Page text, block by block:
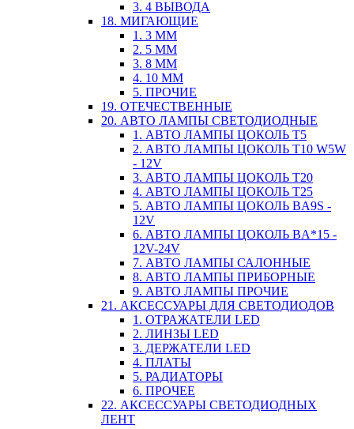
3. 4 ВЫВОДА
18. МИГАЮЩИЕ
1. 3 ММ
2. 5 ММ
3. 8 ММ
4. 10 ММ
5. ПРОЧИЕ
19. ОТЕЧЕСТВЕННЫЕ
20. АВТО ЛАМПЫ СВЕТОДИОДНЫЕ
1. АВТО ЛАМПЫ ЦОКОЛЬ T5
2. АВТО ЛАМПЫ ЦОКОЛЬ T10 W5W
- 12V
3. АВТО ЛАМПЫ ЦОКОЛЬ T20
4. АВТО ЛАМПЫ ЦОКОЛЬ T25
5. АВТО ЛАМПЫ ЦОКОЛЬ BA9S -
12V
6. АВТО ЛАМПЫ ЦОКОЛЬ BA*15 -
12V-24V
7. АВТО ЛАМПЫ САЛОННЫЕ
8. АВТО ЛАМПЫ ПРИБОРНЫЕ
9. АВТО ЛАМПЫ ПРОЧИЕ
21. АКСЕССУАРЫ ДЛЯ СВЕТОДИОДОВ
1. ОТРАЖАТЕЛИ LED
2. ЛИНЗЫ LED
3. ДЕРЖАТЕЛИ LED
4. ПЛАТЫ
5. РАДИАТОРЫ
6. ПРОЧЕЕ
22. АКСЕССУАРЫ СВЕТОДИОДНЫХ
ЛЕНТ